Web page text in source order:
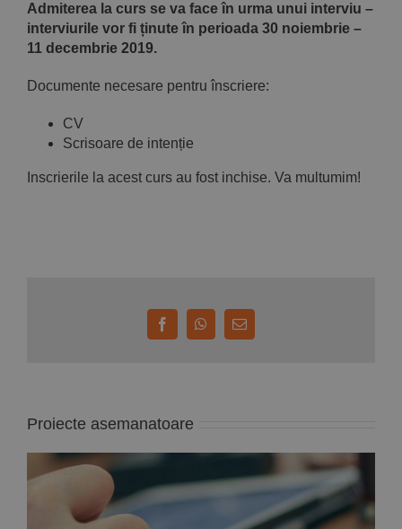
Admiterea la curs se va face în urma unui interviu –
interviurile vor fi ținute în perioada 30 noiembrie –
11 decembrie 2019.
Documente necesare pentru înscriere:
CV
Scrisoare de intenție
Inscrierile la acest curs au fost inchise. Va multumim!
FacebookWhatsApp
E-
mail:
Proiecte asemanatoare